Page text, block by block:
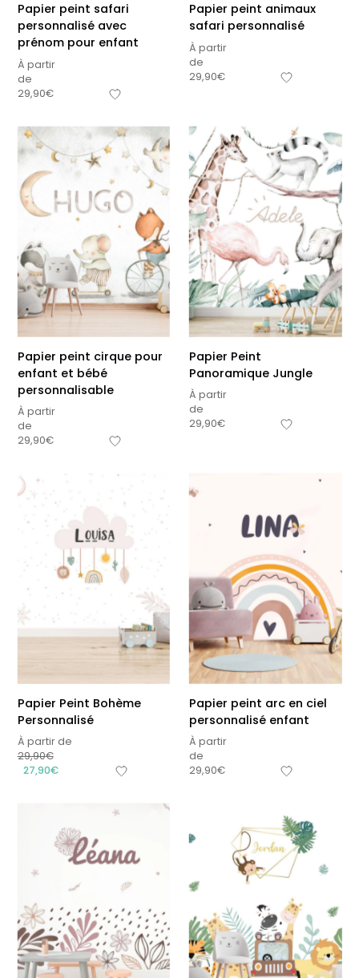
34,90€
14,90 €
Papier peint safari
personnalisé avec
prénom pour enfant
À partir
de
29,90€
Papier peint animaux
safari personnalisé
À partir
de
29,90€
Papier peint cirque pour
enfant et bébé
personnalisable
À partir
de
29,90€
Papier Peint
Panoramique Jungle
À partir
de
29,90€
Papier Peint Bohème
Personnalisé
À partir de
29,90€
27,90€
Papier peint arc en ciel
personnalisé enfant
À partir
de
29,90€